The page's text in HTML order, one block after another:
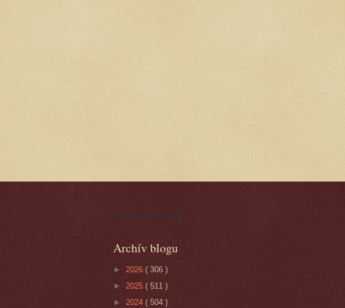
Cynická obluda
Archív blogu
► 2026 ( 306 )
► 2025 ( 511 )
► 2024 ( 504 )